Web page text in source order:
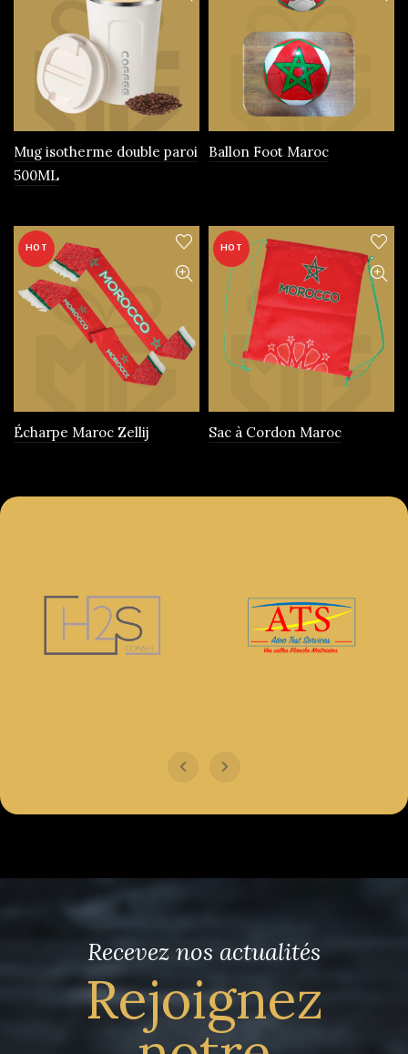
peuvent
choisies
page
du
Mug isotherme double paroi
500ML
Ballon Foot Maroc
HOT
Écharpe Maroc Zellij
HOT
Sac à Cordon Maroc
Recevez nos actualités
Rejoignez